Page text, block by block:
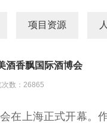
项目资源
酒香飘国际酒博会
数：26865
在上海正式开幕。